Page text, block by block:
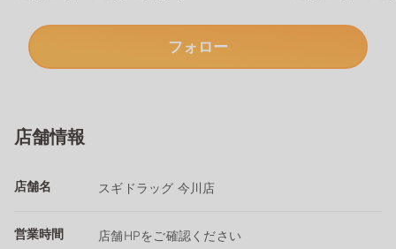
フォロー
店舗情報
店舗名 スギドラッグ 今川店
営業時間 店舗HPをご確認ください